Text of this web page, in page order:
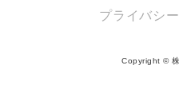
プライバシ
Copyright ©